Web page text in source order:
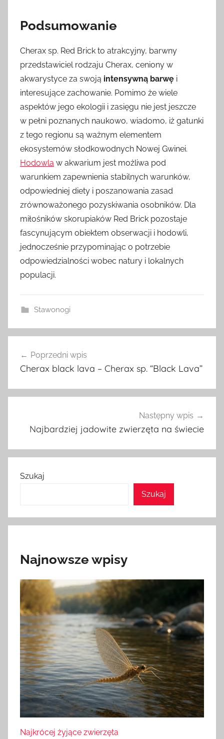
Podsumowanie
Cherax sp. Red Brick to atrakcyjny, barwny
przedstawiciel rodzaju Cherax, ceniony w
akwarystyce za swoją intensywną barwę i
interesujące zachowanie. Pomimo że wiele
aspektów jego ekologii i zasięgu nie jest jeszcze
w pełni poznanych naukowo, wiadomo, iż gatunki
z tego regionu są ważnym elementem
ekosystemów słodkowodnych Nowej Gwinei.
Hodowla w akwarium jest możliwa pod
warunkiem zapewnienia stabilnych warunków,
odpowiedniej diety i poszanowania zasad
zrównoważonego pozyskiwania osobników. Dla
miłośników skorupiaków Red Brick pozostaje
fascynującym obiektem obserwacji i hodowli,
jednocześnie przypominając o potrzebie
odpowiedzialności wobec natury i lokalnych
populacji.
Stawonogi
wpisu
Poprzedni wpis
Cherax black lava – Cherax sp. “Black Lava”
Następny wpis
Najbardziej jadowite zwierzęta na świecie
Szukaj
Szukaj
Najnowsze wpisy
Najkrócej żyjące zwierzęta